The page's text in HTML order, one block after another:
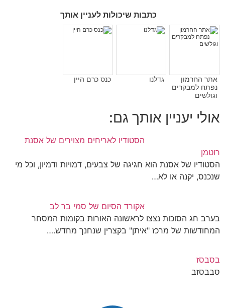
כתבות שיכולות לעניין אותך
אתר החרמון
נפתח למבקרים
וגולשים
גדלנו כנס כרם היין
אולי יעניין אותך גם:
הסטודיו לאריחים מצוירים של אסנת
רוטמן
הסטודיו של אסנת הוא חגיגה של צבעים, דמויות ודמיון, וכל מי
שנכנס, יקנה או לא…
אקורד הסיום של סמי בר לב
בערב חג הסוכות נצצו לראשונה האורות בקומות המסחר
המחודשות של מרכז "איתן" בקצרין שנחנך מחדש.…
בסבסז
סבבסזב